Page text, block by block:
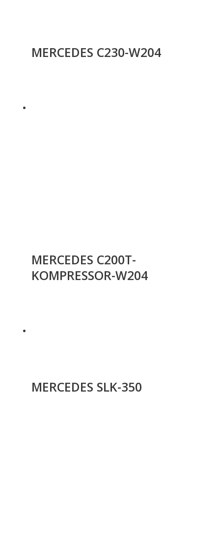
MERCEDES C230-W204
MERCEDES C200T-
KOMPRESSOR-W204
MERCEDES SLK-350